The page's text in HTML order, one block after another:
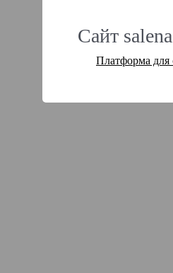
Сайт
Платформа для